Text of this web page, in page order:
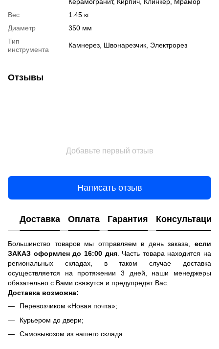
Вес
1.45 кг
Диаметр
350 мм
Тип
инструмента
Камнерез, Швонарезчик, Электрорез
Отзывы
Добавьте первый отзыв
Написать отзыв
Доставка Оплата Гарантия Консультация
Большинство товаров мы отправляем в день заказа, если
ЗАКАЗ оформлен до 16:00 дня. Часть товара находится на
региональных складах, в таком случае доставка
осуществляется на протяжении 3 дней, наши менеджеры
обязательно с Вами свяжутся и предупредят Вас.
Доставка возможна:
Перевозчиком «Новая почта»;
Курьером до двери;
Самовывозом из нашего склада.